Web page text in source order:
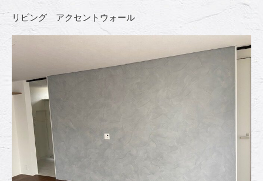
リビング アクセントウォール